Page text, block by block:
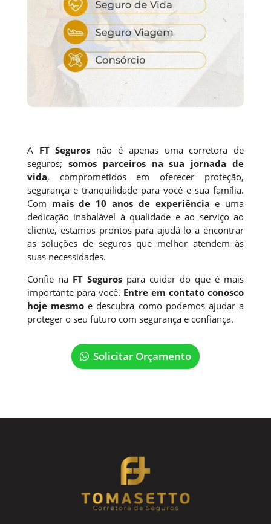
A FT Seguros não é apenas uma corretora de
seguros; somos parceiros na sua jornada de
vida, comprometidos em oferecer proteção,
segurança e tranquilidade para você e sua família.
Com mais de 10 anos de experiência e uma
dedicação inabalável à qualidade e ao serviço ao
cliente, estamos prontos para ajudá-lo a encontrar
as soluções de seguros que melhor atendem às
suas necessidades.
Confie na FT Segurospara cuidar do que é mais
importante para você. Entre em contato conosco
hoje mesmo e descubra como podemos ajudar a
proteger o seu futuro com segurança e confiança.
Solicitar Orçamento